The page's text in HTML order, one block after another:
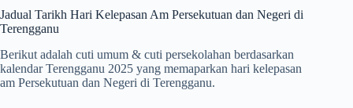
Jadual Tarikh Hari Kelepasan Am Persekutuan dan Negeri di
Terengganu
Berikut adalah cuti umum & cuti persekolahan berdasarkan
kalendar Terengganu 2025 yang memaparkan hari kelepasan
am Persekutuan dan Negeri di Terengganu.